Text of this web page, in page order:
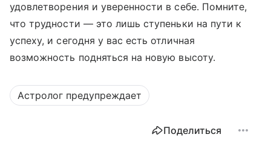
удовлетворения и уверенности в себе. Помните,
что трудности — это лишь ступеньки на пути к
успеху, и сегодня у вас есть отличная
возможность подняться на новую высоту.
Астролог предупреждает
Поделиться